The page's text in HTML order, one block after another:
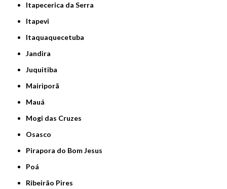
Itapecerica da Serra
Itapevi
Itaquaquecetuba
Jandira
Juquitiba
Mairiporã
Mauá
Mogi das Cruzes
Osasco
Pirapora do Bom Jesus
Poá
Ribeirão Pires